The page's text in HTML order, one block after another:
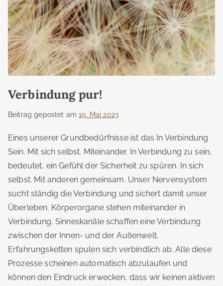
Verbindung pur!
Beitrag gepostet am19. Mai 2023
Eines unserer Grundbedürfnisse ist das In Verbindung
Sein. Mit sich selbst. Miteinander. In Verbindung zu sein,
bedeutet, ein Gefühl der Sicherheit zu spüren. In sich
selbst. Mit anderen gemeinsam. Unser Nervensystem
sucht ständig die Verbindung und sichert damit unser
Überleben. Körperorgane stehen miteinander in
Verbindung. Sinneskanäle schaffen eine Verbindung
zwischen der Innen- und der Außenwelt.
Erfahrungsketten spulen sich verbindlich ab. Alle diese
Prozesse scheinen automatisch abzulaufen und
können den Eindruck erwecken, dass wir keinen aktiven